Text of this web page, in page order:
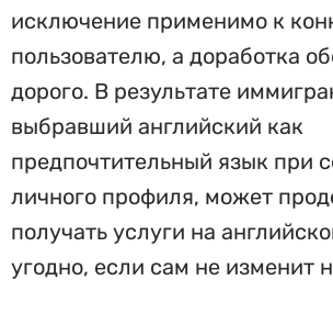
исключение применимо к
пользователю, а доработка
дорого. В результате
выбравший английский как
предпочтительный язык при
личного профиля, может
получать услуги на
угодно, если сам не изменит